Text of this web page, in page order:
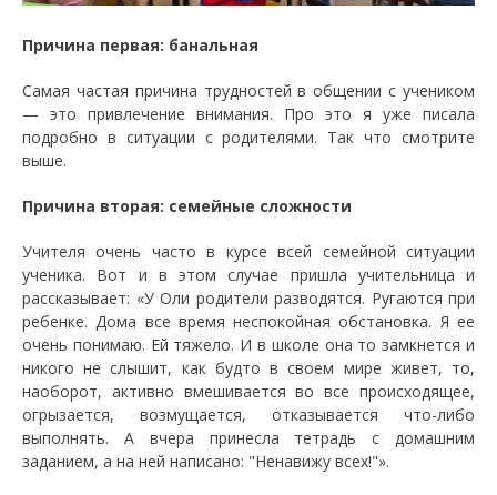
Причина первая: банальная
Самая частая причина трудностей в общении с учеником
— это привлечение внимания. Про это я уже писала
подробно в ситуации с родителями. Так что смотрите
выше.
Причина вторая: семейные сложности
Учителя очень часто в курсе всей семейной ситуации
ученика. Вот и в этом случае пришла учительница и
рассказывает: «У Оли родители разводятся. Ругаются при
ребенке. Дома все время неспокойная обстановка. Я ее
очень понимаю. Ей тяжело. И в школе она то замкнется и
никого не слышит, как будто в своем мире живет, то,
наоборот, активно вмешивается во все происходящее,
огрызается, возмущается, отказывается что-либо
выполнять. А вчера принесла тетрадь с домашним
заданием, а на ней написано: "Ненавижу всех!"».